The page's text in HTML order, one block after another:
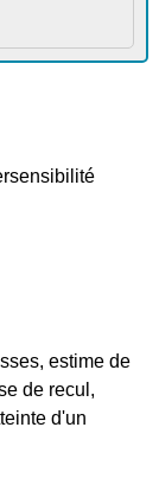
estime de
de recul,
d'un